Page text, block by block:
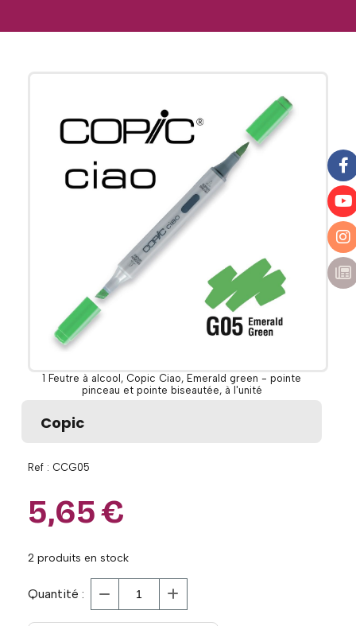
1 Feutre à alcool, Copic Ciao, Emerald green - pointe
pinceau et pointe biseautée, à l'unité
Copic
Ref : CCG05
5,65€
2 produits en stock
Quantité :